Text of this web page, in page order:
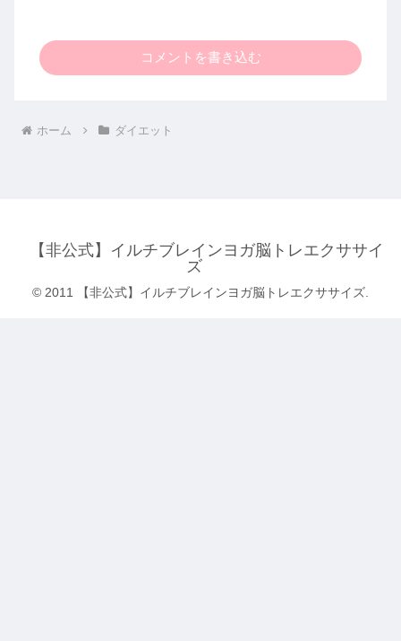
コメントを書き込む
ホーム ダイエット
【非公式】イルチブレインヨガ脳トレエクササイ
ズ
© 2011 【非公式】イルチブレインヨガ脳トレエクササイズ.